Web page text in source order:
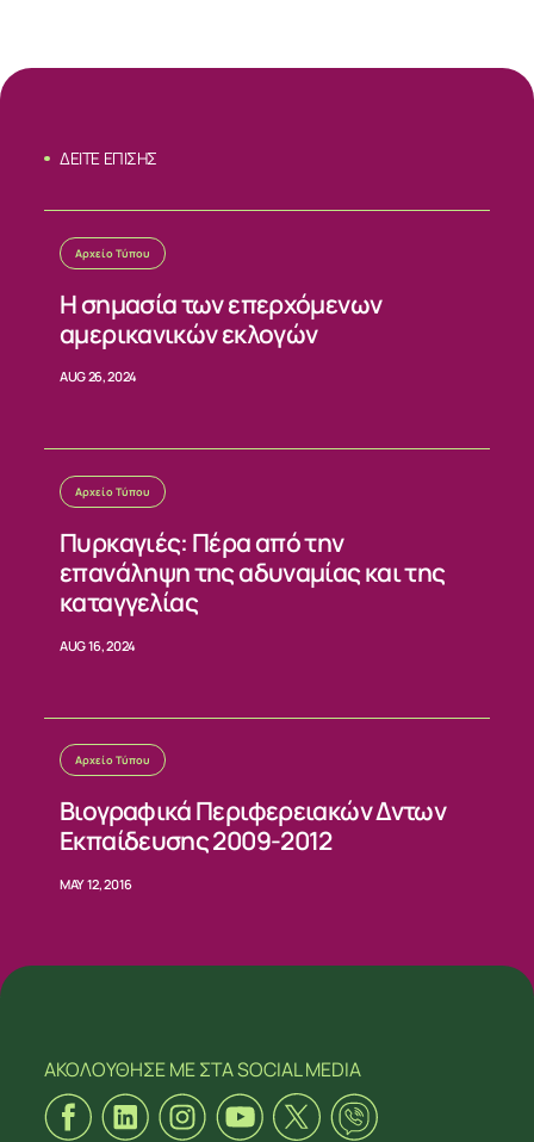
ΔΕΙΤΕ ΕΠΙΣΗΣ
Αρχείο Τύπου
Η σημασία των επερχόμενων
αμερικανικών εκλογών
AUG 26, 2024
Αρχείο Τύπου
Πυρκαγιές: Πέρα από την
επανάληψη της αδυναμίας και της
καταγγελίας
AUG 16, 2024
Αρχείο Τύπου
Βιογραφικά Περιφερειακών Δντων
Εκπαίδευσης 2009-2012
MAY 12, 2016
ΑΚΟΛΟΥΘΗΣΕ ΜΕΣΤΑ SOCIAL MEDIA